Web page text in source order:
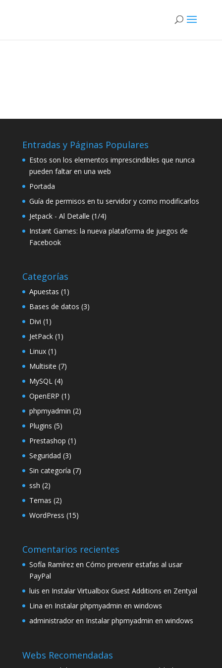
Entradas y Páginas Populares
Estos son los elementos imprescindibles que nunca
pueden faltar en una web
Portada
Guía de permisos en tu servidor y como modificarlos
Jetpack - Al Detalle (1/4)
Instant Games: la nueva plataforma de juegos de
Facebook
Categorías
Apuestas (1)
Bases de datos (3)
Divi (1)
JetPack(1)
Linux(1)
Multisite (7)
MySQL(4)
OpenERP (1)
phpmyadmin (2)
Plugins (5)
Prestashop (1)
Seguridad (3)
Sin categoría (7)
ssh (2)
Temas (2)
WordPress (15)
Comentarios recientes
Sofía Ramírezen Cómo prevenir estafas al usar
PayPal
luis en Instalar Virtualbox Guest Additions en Zentyal
Lina en Instalar phpmyadmin en windows
administradoren Instalar phpmyadmin en windows
Webs Recomendadas